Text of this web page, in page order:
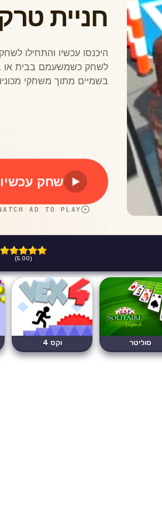
(5.00)
סוליטר וקס 4